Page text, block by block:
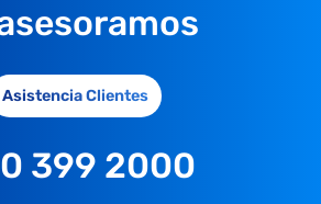
Asistencia Clientes
399 2000